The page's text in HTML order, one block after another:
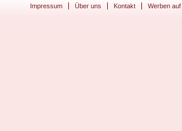
Impressum Über uns Kontakt Werben